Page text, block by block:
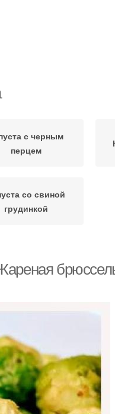
с черным
перцем
со свиной
грудинкой